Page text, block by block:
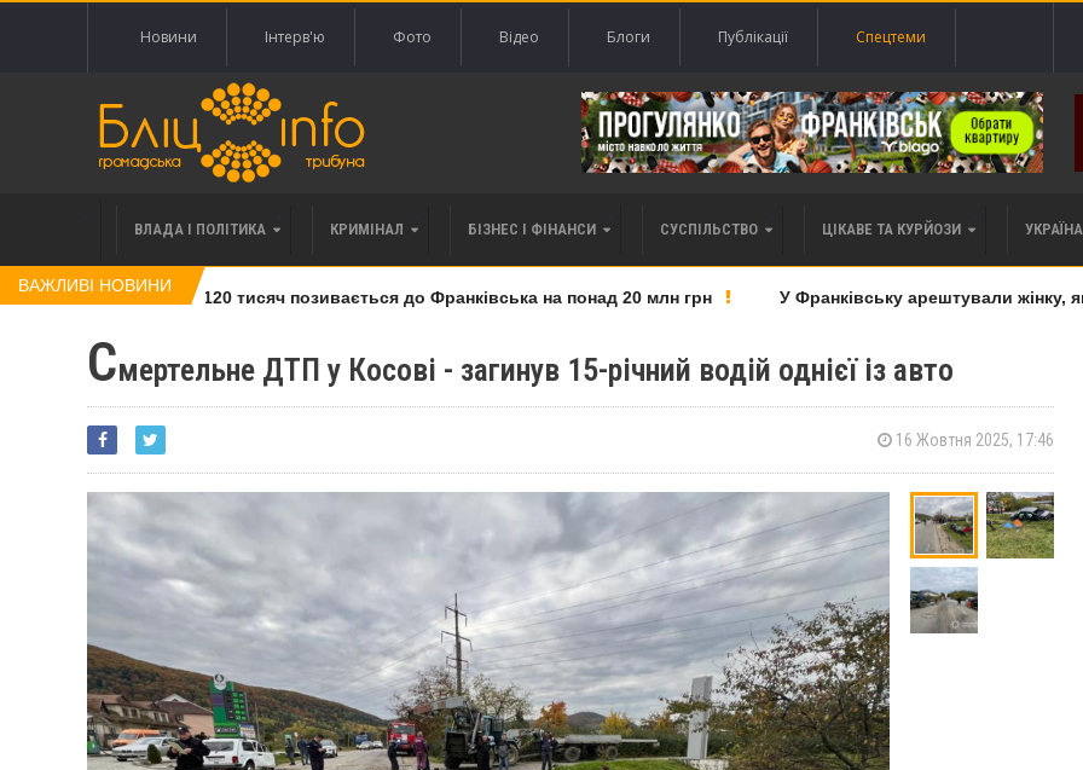
Новини Інтерв'ю Фото Відео Блоги Публікації Спецтеми
ВЛАДА І ПОЛІТИКА КРИМІНАЛ БІЗНЕС І ФІНАНСИ СУСПІЛЬСТВО ЦІКАВЕ ТА КУРЙОЗИ
ВАЖЛИВІ НОВИНИ
права вимоги за 120 тисяч позивається до Франківська на понад 20 млн грн У Франківську арештували жінку,
Смертельне ДТП у Косові - загинув 15-річний водій однієї із авто
16 Жовтня 2025, 17:46